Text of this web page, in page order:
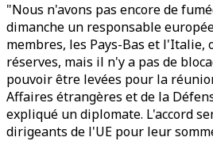
"Nous n'avons pas encore de
dimanche un responsable
membres, les Pays-Bas et l'Italie,
réserves, mais il n'y a pas de
pouvoir être levées pour la
Affaires étrangères et de la
expliqué un diplomate. L'accord
dirigeants de l'UE pour leur